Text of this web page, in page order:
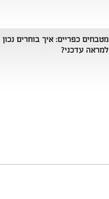
מטבחים כפריים: איך בוחרים
למראה עדכני?